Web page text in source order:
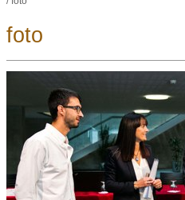
foto